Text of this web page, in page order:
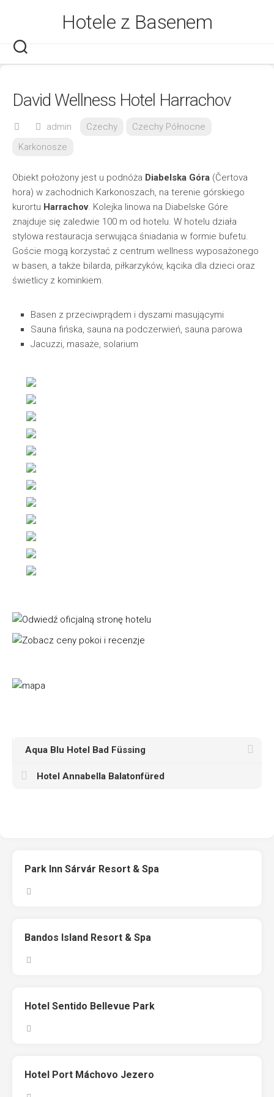
Hotele z Basenem
David Wellness Hotel Harrachov
admin Czechy
Czechy Północne
Karkonosze
Obiekt położony jest u podnóża Diabelska Góra (Čertova
hora) w zachodnich Karkonoszach, na terenie górskiego
kurortu Harrachov. Kolejka linowa na Diabelske Góre
znajduje się zaledwie 100 m od hotelu. W hotelu działa
stylowa restauracja serwująca śniadania w formie bufetu.
Goście mogą korzystać z centrum wellness wyposażonego
w basen, a także bilarda, piłkarzyków, kącika dla dzieci oraz
świetlicy z kominkiem.
Basen z przeciwprądem i dyszami masującymi
Sauna fińska, sauna na podczerwień, sauna parowa
Jacuzzi, masaże, solarium
Aqua Blu Hotel Bad Füssing
Hotel Annabella Balatonfüred
Park Inn Sárvár Resort & Spa
Bandos Island Resort & Spa
Hotel Sentido Bellevue Park
Hotel Port Máchovo Jezero